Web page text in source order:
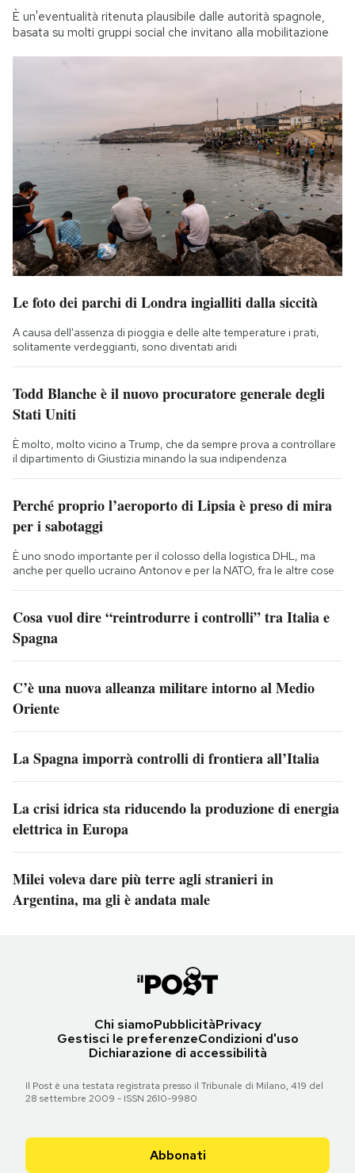
È un'eventualità ritenuta plausibile dalle autorità spagnole,
basata su molti gruppi social che invitano alla mobilitazione
Le foto dei parchi di Londra ingialliti dalla siccità
A causa dell'assenza di pioggia e delle alte temperature i prati,
solitamente verdeggianti, sono diventati aridi
Todd Blanche è il nuovo procuratore generale degli
Stati Uniti
È molto, molto vicino a Trump, che da sempre prova a controllare
il dipartimento di Giustizia minando la sua indipendenza
Perché proprio l’aeroporto di Lipsia è preso di mira
per i sabotaggi
È uno snodo importante per il colosso della logistica DHL, ma
anche per quello ucraino Antonov e per la NATO, fra le altre cose
Cosa vuol dire “reintrodurre i controlli” tra Italia e
Spagna
C’è una nuova alleanza militare intorno al Medio
Oriente
La Spagna imporrà controlli di frontiera all’Italia
La crisi idrica sta riducendo la produzione di energia
elettrica in Europa
Milei voleva dare più terre agli stranieri in
Argentina, ma gli è andata male
Chi siamoPubblicitàPrivacy
Gestisci le preferenzeCondizioni d'uso
Dichiarazione di accessibilità
Il Post è una testata registrata presso il Tribunale di Milano, 419 del
28 settembre 2009 - ISSN 2610-9980
Abbonati